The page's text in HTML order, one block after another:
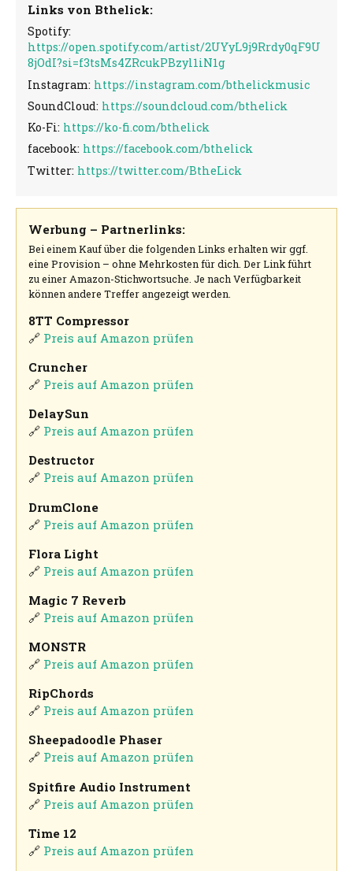
Links von Bthelick:
Spotify:
https://open.spotify.com/artist/2UYyL9j9Rrdy0qF9U
8jOdI?si=f3tsMs4ZRcukPBzyl1iN1g
Instagram: https://instagram.com/bthelickmusic
SoundCloud: https://soundcloud.com/bthelick
Ko-Fi: https://ko-fi.com/bthelick
facebook: https://facebook.com/bthelick
Twitter: https://twitter.com/BtheLick
Werbung – Partnerlinks:
Bei einem Kauf über die folgenden Links erhalten wir ggf.
eine Provision – ohne Mehrkosten für dich. Der Link führt
zu einer Amazon-Stichwortsuche. Je nach Verfügbarkeit
können andere Treffer angezeigt werden.
8TT Compressor
🔗 Preis auf Amazon prüfen
Cruncher
🔗 Preis auf Amazon prüfen
DelaySun
🔗 Preis auf Amazon prüfen
Destructor
🔗 Preis auf Amazon prüfen
DrumClone
🔗 Preis auf Amazon prüfen
Flora Light
🔗 Preis auf Amazon prüfen
Magic 7 Reverb
🔗 Preis auf Amazon prüfen
MONSTR
🔗 Preis auf Amazon prüfen
RipChords
🔗 Preis auf Amazon prüfen
Sheepadoodle Phaser
🔗 Preis auf Amazon prüfen
Spitfire Audio Instrument
🔗 Preis auf Amazon prüfen
Time 12
🔗 Preis auf Amazon prüfen